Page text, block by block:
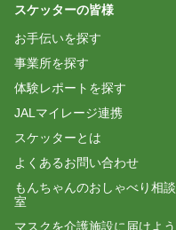
スケッターの皆様
お手伝いを探す
事業所を探す
体験レポートを探す
JALマイレージ連携
スケッターとは
よくあるお問い合わせ
もんちゃんのおしゃべり相談
室
マスクを介護施設に届けよう